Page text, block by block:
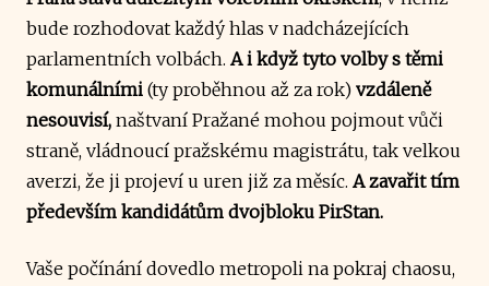
bude rozhodovat každý hlas v nadcházejících
parlamentních volbách. A i když tyto volby s těmi
komunálními (ty proběhnou až za rok) vzdáleně
nesouvisí, naštvaní Pražané mohou pojmout vůči
straně, vládnoucí pražskému magistrátu, tak velkou
averzi, že ji projeví u uren již za měsíc. A zavařit tím
především kandidátům dvojbloku PirStan.
Vaše počínání dovedlo metropoli na pokraj chaosu,